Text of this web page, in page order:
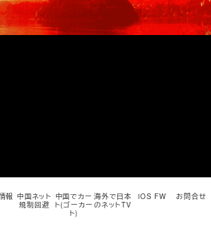
ン
テ
報 中国ネット
規制回避
中国でカー
ト(ゴーカー
ト)
海外で日本
のネットTV
iOS FW お問合せ